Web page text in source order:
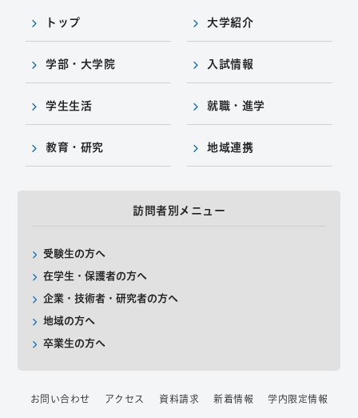
トップ 大学紹介
学部・大学院 入試情報
学生生活 就職・進学
教育・研究 地域連携
訪問者別メニュー
受験生の方へ
在学生・保護者の方へ
企業・技術者・研究者の方へ
地域の方へ
卒業生の方へ
お問い合わせ アクセス 資料請求 新着情報 学内限定情報